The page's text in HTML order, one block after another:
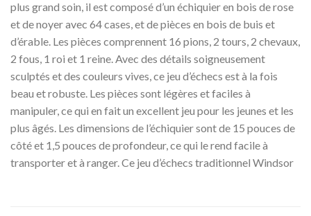
plus grand soin, il est composé d’un échiquier en bois de rose
et de noyer avec 64 cases, et de pièces en bois de buis et
d’érable. Les pièces comprennent 16 pions, 2 tours, 2 chevaux,
2 fous, 1 roi et 1 reine. Avec des détails soigneusement
sculptés et des couleurs vives, ce jeu d’échecs est à la fois
beau et robuste. Les pièces sont légères et faciles à
manipuler, ce qui en fait un excellent jeu pour les jeunes et les
plus âgés. Les dimensions de l’échiquier sont de 15 pouces de
côté et 1,5 pouces de profondeur, ce qui le rend facile à
transporter et à ranger. Ce jeu d’échecs traditionnel Windsor